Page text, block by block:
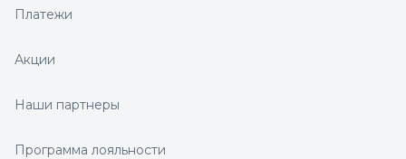
Платежи
Акции
Наши партнеры
Программа лояльности